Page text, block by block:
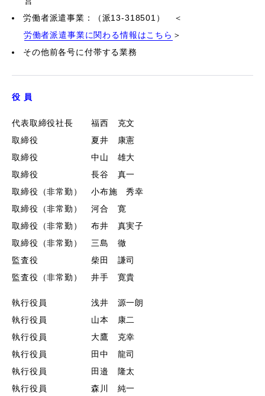
労働者派遣事業：（派13-318501） ＜
労働者派遣事業に関わる情報はこちら ＞
その他前各号に付帯する業務
役 員
代表取締役社長
福西 克文
取締役
夏井 康憲
取締役
中山 雄大
取締役
長谷 真一
取締役（非常勤）
小布施 秀幸
取締役（非常勤）
河合 寛
取締役（非常勤）
布井 真実子
取締役（非常勤）
三島 徹
監査役
柴田 謙司
監査役（非常勤）
井手 寛貴
執行役員
浅井 源一朗
執行役員
山本 康二
執行役員
大鷹 克幸
執行役員
田中 龍司
執行役員
田邉 隆太
執行役員
森川 純一